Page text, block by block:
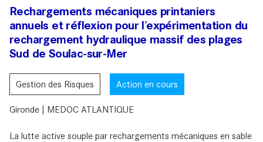
Rechargements mécaniques printaniers
annuels et réflexion pour l’expérimentation du
rechargement hydraulique massif des plages
Sud de Soulac-sur-Mer
Gestion des Risques Action en cours
Gironde | MEDOC ATLANTIQUE
La lutte active souple par rechargements mécaniques en sable